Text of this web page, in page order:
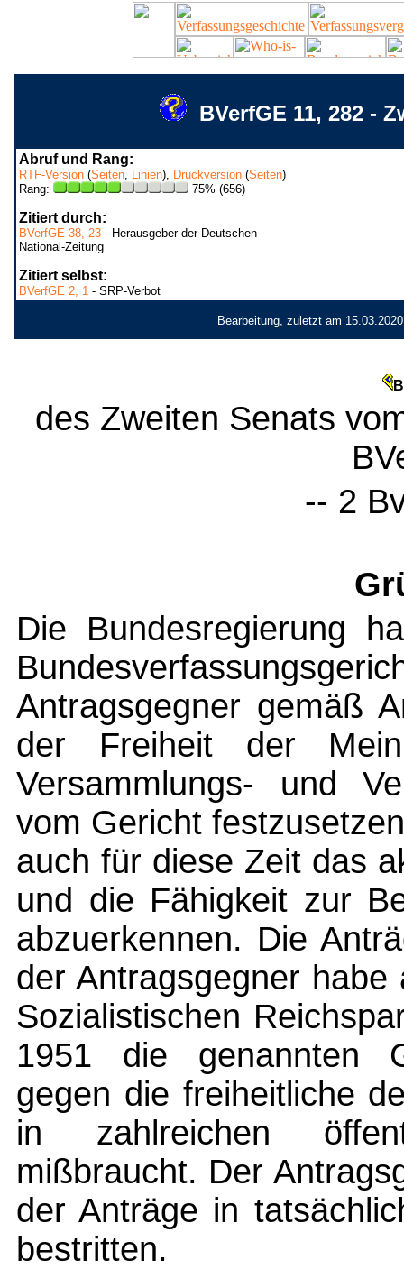
BVerfGE 11, 282 -
Abruf und Rang:
RTF-Version (Seiten, Linien), Druckversion (Seiten)
Rang:
75% (656)
Zitiert durch:
BVerfGE 38, 23 - Herausgeber der Deutschen
National-Zeitung
Zitiert selbst:
BVerfGE 2, 1 - SRP-Verbot
Bearbeitung, zuletzt am
des Zweiten Senats
-- 2
Die Bundesregierung
Antragsgegner gemäß
der Freiheit der
Versammlungs- und
vom Gericht
auch für diese Zeit das
und die Fähigkeit zur
abzuerkennen. Die
der Antragsgegner
Sozialistischen
1951 die genannten
gegen die freiheitliche
in zahlreichen
mißbraucht. Der
der Anträge in
bestritten.